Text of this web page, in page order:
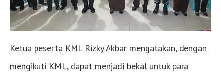
Ketua peserta KML Rizky Akbar mengatakan, dengan
mengikuti KML, dapat menjadi bekal untuk para